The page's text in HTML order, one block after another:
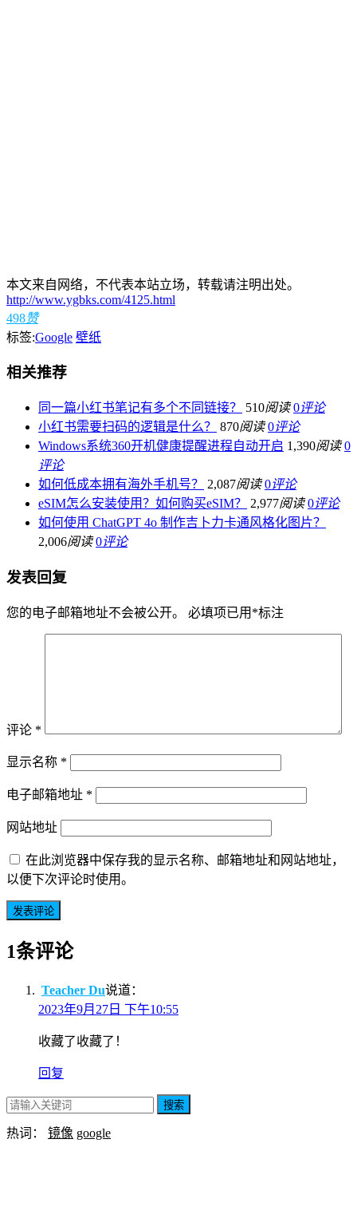
本文来自网络，不代表本站立场，转载请注明出处。
http://www.ygbks.com/4125.html
498赞
标签:Google 壁纸
相关推荐
同一篇小红书笔记有多个不同链接？ 510阅读 0评论
小红书需要扫码的逻辑是什么？
870阅读 0评论
Windows系统360开机健康提醒进程自动开启 1,390阅读 0
评论
如何低成本拥有海外手机号？
2,087阅读 0评论
eSIM怎么安装使用？如何购买eSIM？
2,977阅读 0评论
如何使用 ChatGPT 4o 制作吉卜力卡通风格化图片？
2,006阅读 0评论
发表回复
您的电子邮箱地址不会被公开。 必填项已用 *标注
评论 *
显示名称 *
电子邮箱地址 *
网站地址
在此浏览器中保存我的显示名称、邮箱地址和网站地址，
以便下次评论时使用。
1条评论
Teacher Du说道：
2023年9月27日 下午10:55
收藏了收藏了！
回复
搜索
热词： 镜像 google